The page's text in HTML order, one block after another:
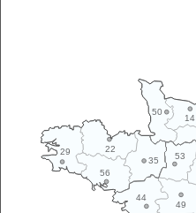
14
22
29
35
44
49
50
53
56